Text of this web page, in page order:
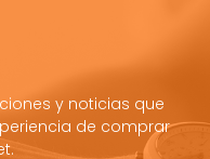
y noticias que
de comprar